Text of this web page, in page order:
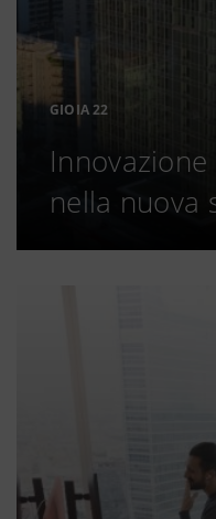
GIOIA 22
nella nuova